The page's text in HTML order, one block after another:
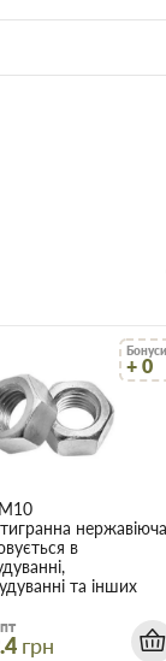
Бонуси
+ 0
нержавіюча
в
та інших
грн